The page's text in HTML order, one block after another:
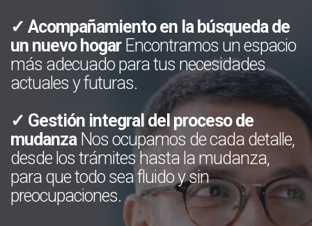
✓ Acompañamiento en la búsqueda de
un nuevo hogarEncontramos un espacio
más adecuado para tus necesidades
actuales y futuras.
✓ Gestión integral del proceso de
mudanzaNos ocupamos de cada detalle,
desde los trámites hasta la mudanza,
para que todo sea fluido y sin
preocupaciones.